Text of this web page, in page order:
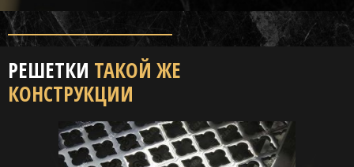
РЕШЕТКИ ТАКОЙ ЖЕ
КОНСТРУКЦИИ